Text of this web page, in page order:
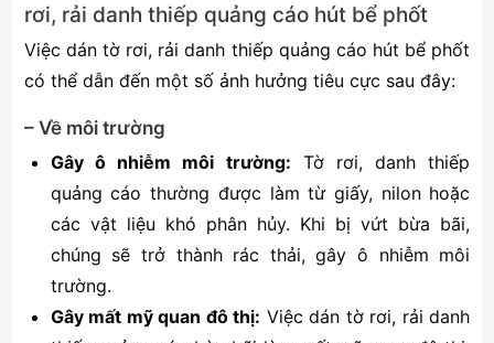
rơi, rải danh thiếp quảng cáo hút bể phốt
Việc dán tờ rơi, rải danh thiếp quảng cáo hút bể phốt
có thể dẫn đến một số ảnh hưởng tiêu cực sau đây:
– Về môi trường
Gây ô nhiễm môi trường: Tờ rơi, danh thiếp
quảng cáo thường được làm từ giấy, nilon hoặc
các vật liệu khó phân hủy. Khi bị vứt bừa bãi,
chúng sẽ trở thành rác thải, gây ô nhiễm môi
trường.
Gây mất mỹ quan đô thị: Việc dán tờ rơi, rải danh